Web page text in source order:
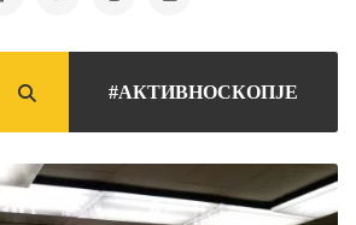
#АКТИВНОСКОПЈЕ